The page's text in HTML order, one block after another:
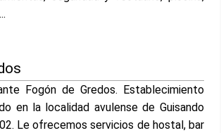
Fogón de Gredos. Establecimiento
en la localidad avulense de Guisando
Le ofrecemos servicios de hostal, bar